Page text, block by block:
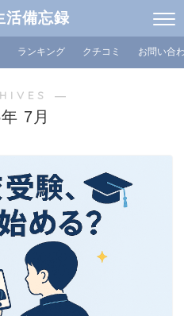
活備忘録
ランキング クチコミ お問い合
―
7月